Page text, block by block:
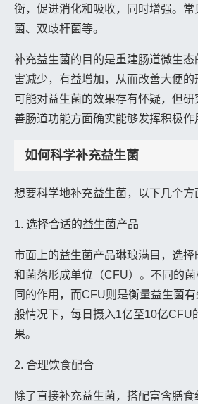
衡，促进消化和吸收，同时增强。
菌、双歧杆菌等。
补充益生菌的目的是重建肠道微生
害减少，有益增加，从而改善大便
可能对益生菌的效果存有怀疑，但
善肠道功能方面确实能够发挥积极作
如何科学补充益生菌
想要科学地补充益生菌，以下几个方
1. 选择合适的益生菌产品
市面上的益生菌产品琳琅满目，选
和菌落形成单位（CFU）。不同的
同的作用，而CFU则是衡量益生菌
般情况下，每日摄入1亿至10亿CFU
果。
2. 合理饮食配合
除了直接补充益生菌，搭配富含膳